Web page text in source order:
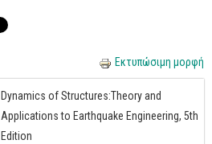
Εκτυπώσιμη μορφή
Dynamics of Structures:Theory and
Applications to Earthquake Engineering, 5th
Edition